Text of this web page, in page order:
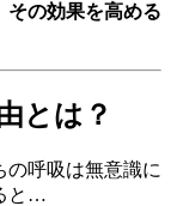
その効果を高める
とは？
の呼吸は無意識に
と…